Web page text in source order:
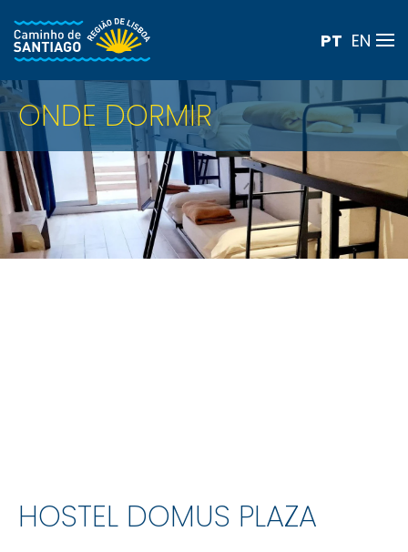
Skip to main content PT EN
ONDE DORMIR
HOSTEL DOMUS PLAZA